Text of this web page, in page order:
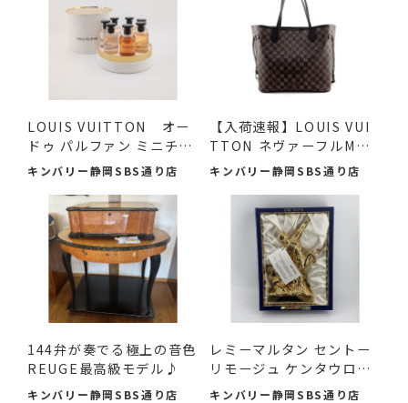
LOUIS VUITTON オー
ドゥ パルファン ミニチュ
アセ...
キンバリー静岡SBS通り店
【入荷速報】LOUIS VUI
TTON ネヴァーフルMM
ダミエ...
キンバリー静岡SBS通り店
144弁が奏でる極上の音色
REUGE最高級モデル♪
キンバリー静岡SBS通り店
レミーマルタン セントー
リモージュ ケンタウロ
ス...
キンバリー静岡SBS通り店